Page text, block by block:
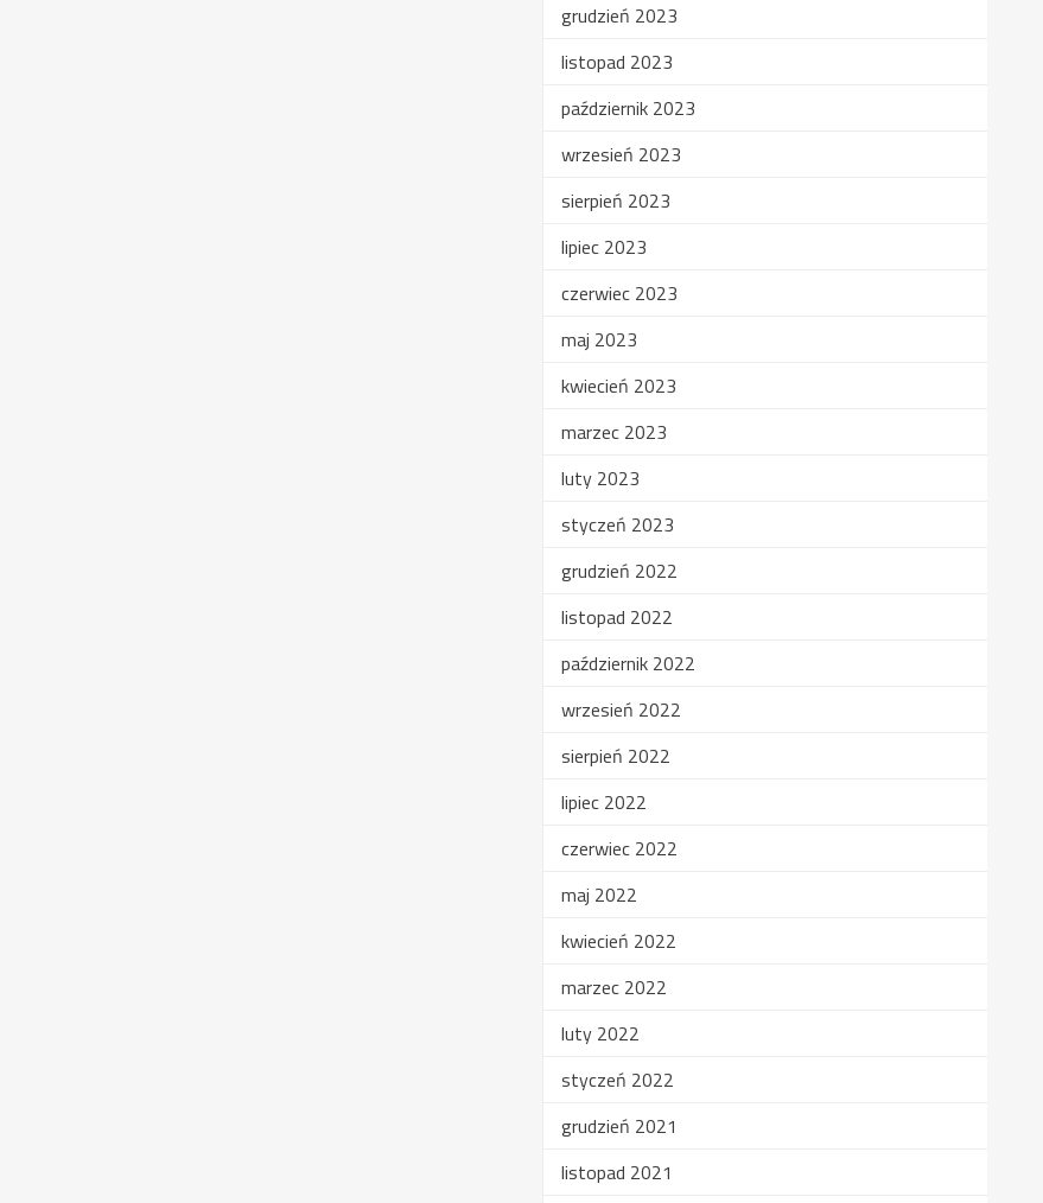
grudzień 2023
listopad 2023
październik 2023
wrzesień 2023
sierpień 2023
lipiec 2023
czerwiec 2023
maj 2023
kwiecień 2023
marzec 2023
luty 2023
styczeń 2023
grudzień 2022
listopad 2022
październik 2022
wrzesień 2022
sierpień 2022
lipiec 2022
czerwiec 2022
maj 2022
kwiecień 2022
marzec 2022
luty 2022
styczeń 2022
grudzień 2021
listopad 2021